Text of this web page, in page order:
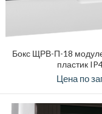
Бокс ЩРВ-П-18
пластик
Цена по